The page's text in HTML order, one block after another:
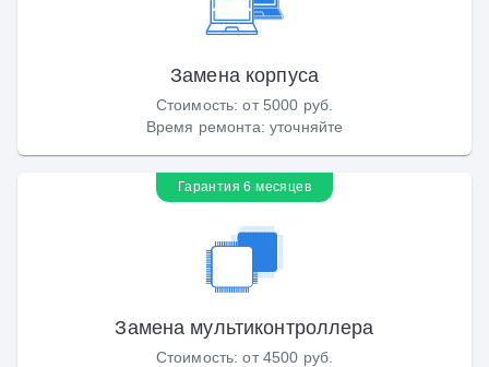
Замена корпуса
Стоимость:от 5000 руб.
Время ремонта: уточняйте
Гарантия 6 месяцев
Замена мультиконтроллера
Стоимость:от 4500 руб.